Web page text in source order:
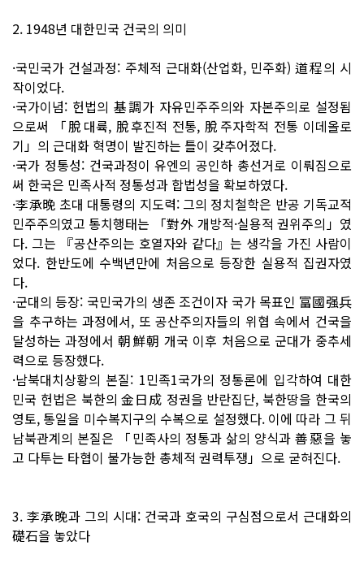
2. 1948년 대한민국 건국의 의미
·국민국가 건설과정: 주체적 근대화(산업화, 민주화) 道程의 시
작이었다.
·국가이념: 헌법의 基調가 자유민주주의와 자본주의로 설정됨
으로써 「脫대륙, 脫후진적 전통, 脫주자학적 전통 이데올로
기」의 근대화 혁명이 발진하는 틀이 갖추어졌다.
·국가 정통성: 건국과정이 유엔의 공인하 총선거로 이뤄짐으로
써 한국은 민족사적 정통성과 합법성을 확보하였다.
·李承晩 초대 대통령의 지도력: 그의 정치철학은 반공 기독교적
민주주의였고 통치행태는 「對外 개방적·실용적 권위주의」였
다. 그는 『공산주의는 호열자와 같다』는 생각을 가진 사람이
었다. 한반도에 수백년만에 처음으로 등장한 실용적 집권자였
다.
·군대의 등장: 국민국가의 생존 조건이자 국가 목표인 富國强兵
을 추구하는 과정에서, 또 공산주의자들의 위협 속에서 건국을
달성하는 과정에서 朝鮮朝 개국 이후 처음으로 군대가 중추세
력으로 등장했다.
·남북대치상황의 본질: 1민족1국가의 정통론에 입각하여 대한
민국 헌법은 북한의 金日成 정권을 반란집단, 북한땅을 한국의
영토, 통일을 미수복지구의 수복으로 설정했다. 이에 따라 그 뒤
남북관계의 본질은 「민족사의 정통과 삶의 양식과 善惡을 놓
고 다투는 타협이 불가능한 총체적 권력투쟁」으로 굳혀진다.
3. 李承晩과 그의 시대: 건국과 호국의 구심점으로서 근대화의
礎石을 놓았다